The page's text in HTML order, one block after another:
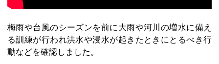
梅雨や台風のシーズンを前に大雨や河川の増水に備え
る訓練が行われ洪水や浸水が起きたときにとるべき行
動などを確認しました。